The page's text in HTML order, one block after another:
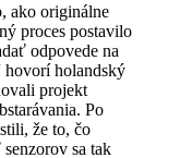
ako originálne
proces postavilo
odpovede na
hovorí holandský
projekt
Po
že to, čo
sa tak